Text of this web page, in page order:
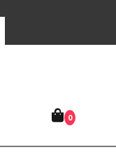
0